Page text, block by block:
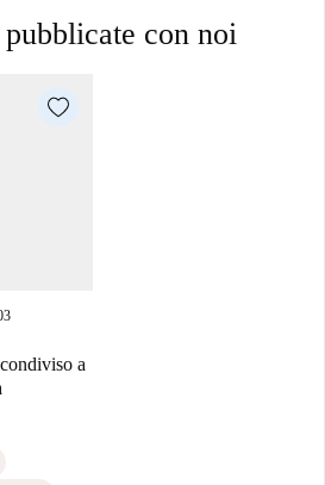
con noi
a